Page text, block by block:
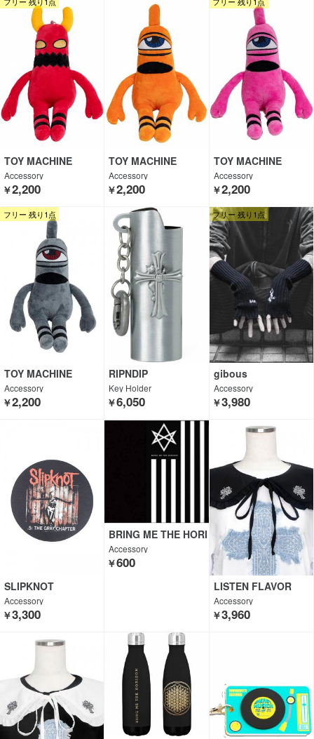
TOY MACHINE
Accessory
￥2,200
TOY MACHINE
Accessory
￥2,200
TOY MACHINE
Accessory
￥2,200
フリー 残り1点
TOY MACHINE
Accessory
￥2,200
RIPNDIP
Key Holder
￥6,050
フリー 残り1点
gibous
Accessory
￥3,980
SLIPKNOT
Accessory
￥3,300
BRING ME THE HORI
ZON
Accessory
￥600
LISTEN FLAVOR
Accessory
￥3,960